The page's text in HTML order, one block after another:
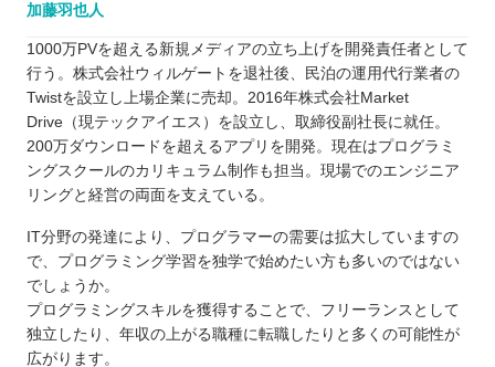
加藤羽也人
1000万PVを超える新規メディアの立ち上げを開発責任者として
行う。株式会社ウィルゲートを退社後、民泊の運用代行業者の
Twistを設立し上場企業に売却。2016年株式会社Market
Drive（現テックアイエス）を設立し、取締役副社長に就任。
200万ダウンロードを超えるアプリを開発。現在はプログラミ
ングスクールのカリキュラム制作も担当。現場でのエンジニア
リングと経営の両面を支えている。
IT分野の発達により、プログラマーの需要は拡大していますの
で、プログラミング学習を独学で始めたい方も多いのではない
でしょうか。
プログラミングスキルを獲得することで、フリーランスとして
独立したり、年収の上がる職種に転職したりと多くの可能性が
広がります。